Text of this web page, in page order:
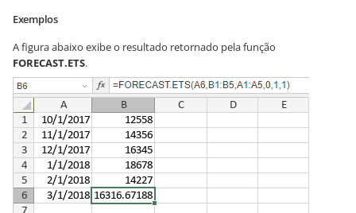
Exemplos
A figura abaixo exibe o resultado retornado pela função
FORECAST.ETS.